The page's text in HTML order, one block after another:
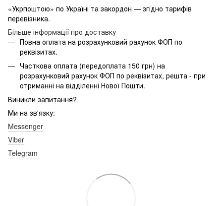
«Укрпоштою» по Україні та закордон — згідно тарифів
перевізника.
Більше інформації про доставку
Повна оплата на розрахунковий рахунок ФОП по
реквізитах.
Часткова оплата (передоплата 150 грн) на
розрахунковий рахунок ФОП по реквізитах, решта - при
отриманні на відділенні Нової Пошти.
Виникли запитання?
Ми на зв'язку:
Messenger
Viber
Telegram